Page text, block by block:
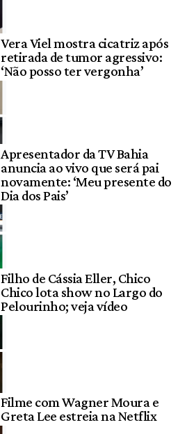
Vera Viel mostra cicatriz após
retirada de tumor agressivo:
‘Não posso ter vergonha’
Apresentador da TV Bahia
anuncia ao vivo que será pai
novamente: ‘Meu presente do
Dia dos Pais’
Filho de Cássia Eller, Chico
Chico lota show no Largo do
Pelourinho; veja vídeo
Filme com Wagner Moura e
Greta Lee estreia na Netflix